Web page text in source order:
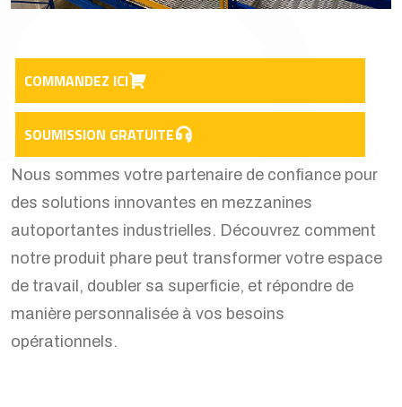
COMMANDEZ ICI
SOUMISSION GRATUITE
Nous sommes votre partenaire de confiance pour
des solutions innovantes en mezzanines
autoportantes industrielles. Découvrez comment
notre produit phare peut transformer votre espace
de travail, doubler sa superficie, et répondre de
manière personnalisée à vos besoins
opérationnels.